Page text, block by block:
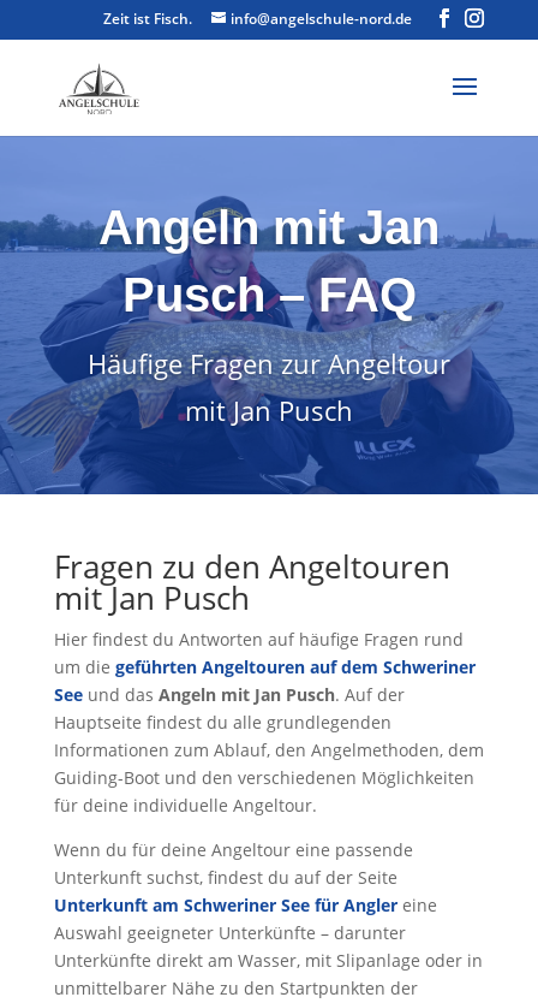
Zeit ist Fisch. info@angelschule-nord.de
Angeln mit Jan
Pusch – FAQ
Häufige Fragen zur Angeltour
mit Jan Pusch
Fragen zu den Angeltouren
mit Jan Pusch
Hier findest du Antworten auf häufige Fragen rund
um die geführten Angeltouren auf dem Schweriner
Seeund das Angeln mit Jan Pusch. Auf der
Hauptseite findest du alle grundlegenden
Informationen zum Ablauf, den Angelmethoden, dem
Guiding-Boot und den verschiedenen Möglichkeiten
für deine individuelle Angeltour.
Wenn du für deine Angeltour eine passende
Unterkunft suchst, findest du auf der Seite
Unterkunft am Schweriner See für Anglereine
Auswahl geeigneter Unterkünfte – darunter
Unterkünfte direkt am Wasser, mit Slipanlage oder in
unmittelbarer Nähe zu den Startpunkten der